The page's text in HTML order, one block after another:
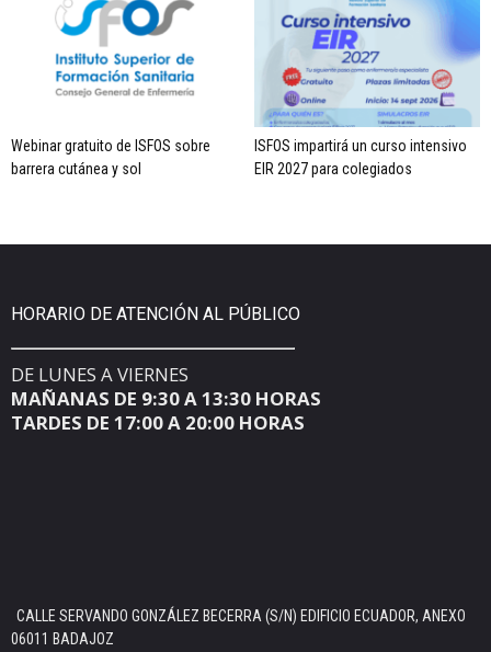
Webinar gratuito de ISFOS sobre
barrera cutánea y sol
ISFOS impartirá un curso intensivo
EIR 2027 para colegiados
HORARIO DE ATENCIÓN AL PÚBLICO
DE LUNES A VIERNES
MAÑANAS DE 9:30 A 13:30 HORAS
TARDES DE 17:00 A 20:00 HORAS
CALLE SERVANDO GONZÁLEZ BECERRA (S/N) EDIFICIO ECUADOR, ANEXO
06011 BADAJOZ